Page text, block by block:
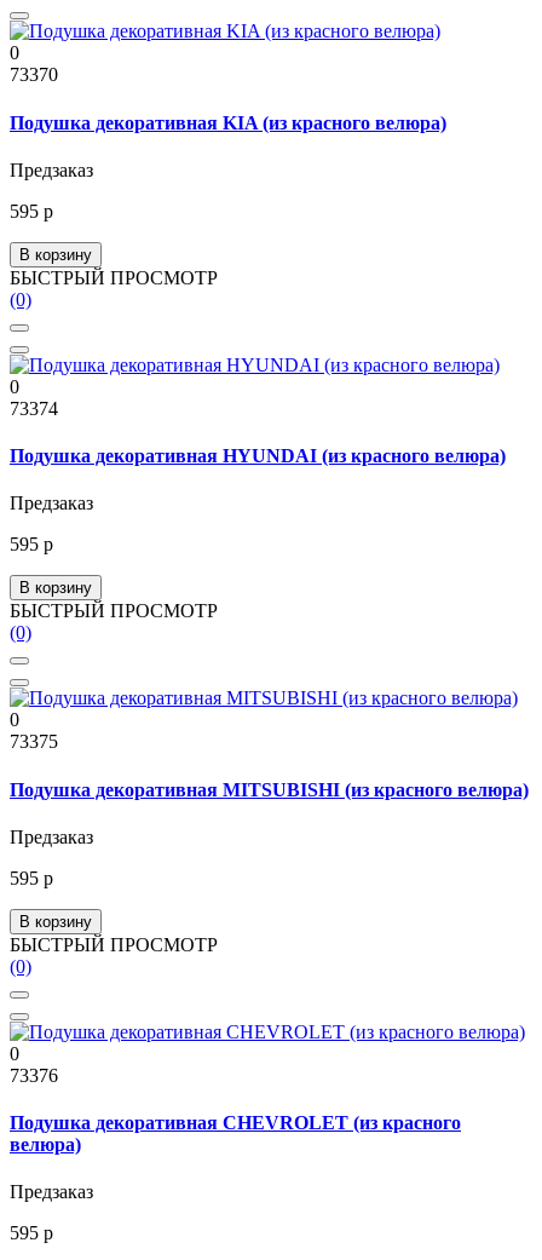
0
73370
Подушка декоративная KIA (из красного велюра)
Предзаказ
595 р
В корзину
БЫСТРЫЙ ПРОСМОТР
(0)
0
73374
Подушка декоративная HYUNDAI (из красного велюра)
Предзаказ
595 р
В корзину
БЫСТРЫЙ ПРОСМОТР
(0)
0
73375
Подушка декоративная MITSUBISHI (из красного велюра)
Предзаказ
595 р
В корзину
БЫСТРЫЙ ПРОСМОТР
(0)
0
73376
Подушка декоративная CHEVROLET (из красного
велюра)
Предзаказ
595 р